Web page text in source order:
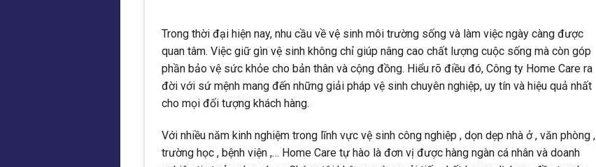
Trong thời đại hiện nay, nhu cầu về vệ sinh môi trường sống và làm việc ngày càng được
quan tâm. Việc giữ gìn vệ sinh không chỉ giúp nâng cao chất lượng cuộc sống mà còn góp
phần bảo vệ sức khỏe cho bản thân và cộng đồng. Hiểu rõ điều đó, Công ty Home Care ra
đời với sứ mệnh mang đến những giải pháp vệ sinh chuyên nghiệp, uy tín và hiệu quả nhất
cho mọi đối tượng khách hàng.
Với nhiều năm kinh nghiệm trong lĩnh vực vệ sinh công nghiệp , dọn dẹp nhà ở , văn phòng ,
trường học , bệnh viện ,… Home Care tự hào là đơn vị được hàng ngàn cá nhân và doanh